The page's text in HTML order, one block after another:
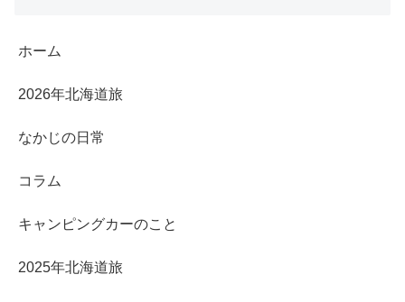
ホーム
2026年北海道旅
なかじの日常
コラム
キャンピングカーのこと
2025年北海道旅